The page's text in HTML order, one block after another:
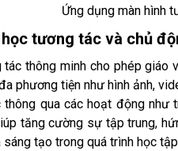
Ứng dụng màn hình
tương tác và chủ
tác thông minh cho phép giáo
phương tiện như hình ảnh,
thông qua các hoạt động
tăng cường sự tập trung,
tạo trong quá trình học